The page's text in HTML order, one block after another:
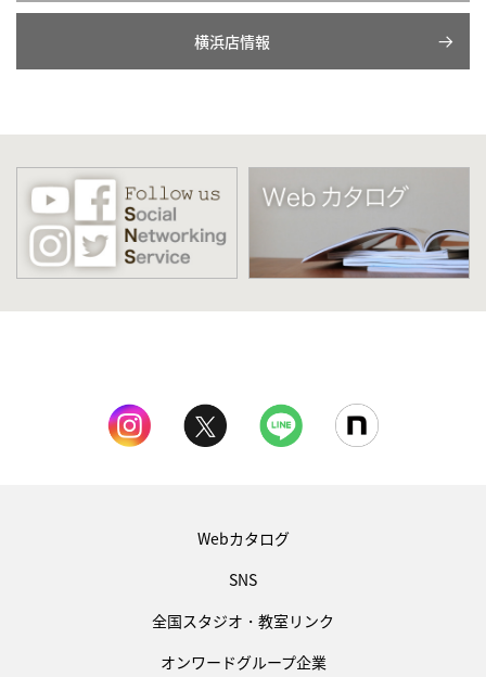
横浜店情報
Webカタログ
SNS
全国スタジオ・教室リンク
オンワードグループ企業